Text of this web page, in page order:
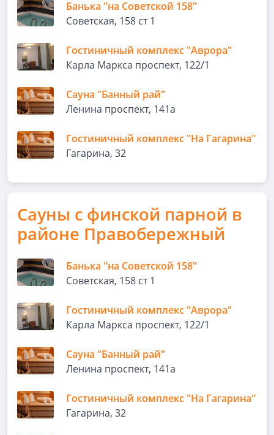
Банька "на Советской 158"
Советская, 158 ст 1
Гостиничный комплекс "Аврора"
Карла Маркса проспект, 122/1
Сауна "Банный рай"
Ленина проспект, 141а
Гостиничный комплекс "На Гагарина"
Гагарина, 32
Сауны с финской парной в
районе Правобережный
Банька "на Советской 158"
Советская, 158 ст 1
Гостиничный комплекс "Аврора"
Карла Маркса проспект, 122/1
Сауна "Банный рай"
Ленина проспект, 141а
Гостиничный комплекс "На Гагарина"
Гагарина, 32